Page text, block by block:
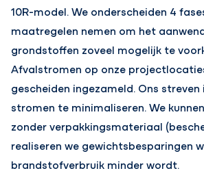
10R-model. We onderscheiden 4
maatregelen nemen om het
grondstoffen zoveel mogelijk te
Afvalstromen op onze
gescheiden ingezameld. Ons streven
stromen te minimaliseren. We
zonder verpakkingsmateriaal
realiseren we gewichtsbesparingen
brandstofverbruik minder wordt.